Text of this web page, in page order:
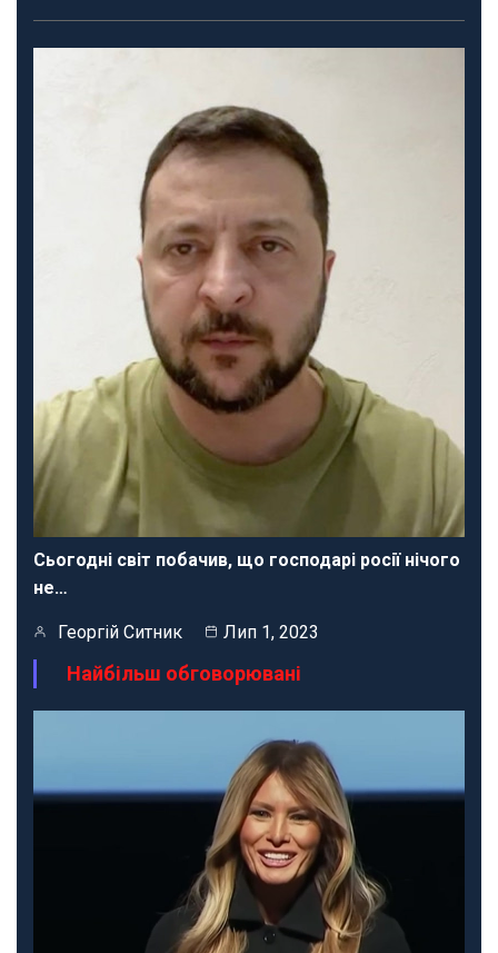
Сьогодні світ побачив, що господарі росії нічого
не…
Георгій Ситник Лип 1, 2023
Найбільш обговорювані